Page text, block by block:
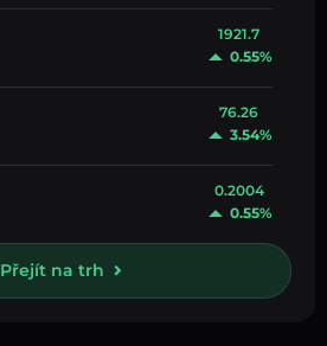
1921.7
0.55%
76.26
3.54%
0.2004
0.55%
Přejít na trh